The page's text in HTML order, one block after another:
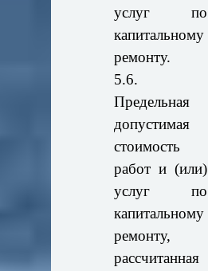
услуг по
капитальному
ремонту.
5.6.
Предельная
допустимая
стоимость
работ и (или)
услуг по
капитальному
ремонту,
рассчитанная